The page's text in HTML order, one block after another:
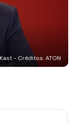
- Créditos: ATON